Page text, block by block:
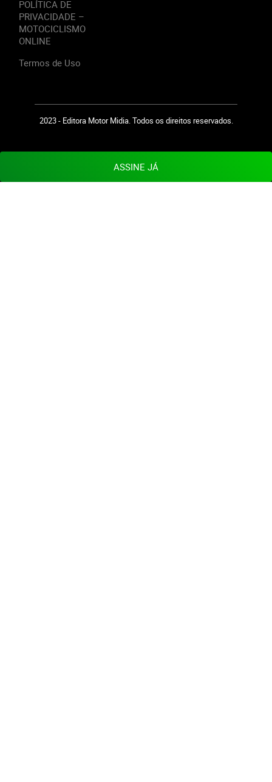
POLÍTICA DE
PRIVACIDADE –
MOTOCICLISMO
ONLINE
Termos de Uso
2023 - Editora Motor Midia. Todos os direitos reservados.
ASSINE JÁ